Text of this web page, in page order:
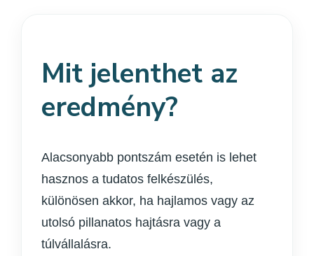
Mit jelenthet az
eredmény?
Alacsonyabb pontszám esetén is lehet
hasznos a tudatos felkészülés,
különösen akkor, ha hajlamos vagy az
utolsó pillanatos hajtásra vagy a
túlvállalásra.